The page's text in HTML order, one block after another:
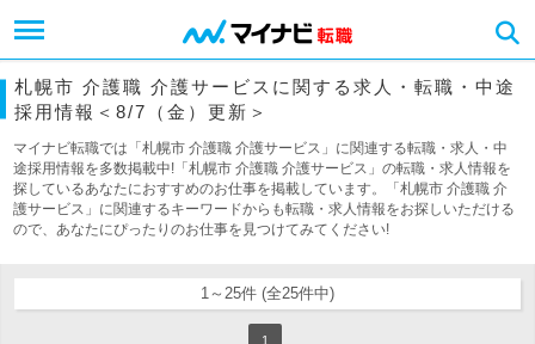
札幌市 介護職 介護サービスに関する求人・転職・中途
採用情報＜8/7（金）更新＞
マイナビ転職では「札幌市 介護職 介護サービス」に関連する転職・求人・中
途採用情報を多数掲載中!「札幌市 介護職 介護サービス」の転職・求人情報を
探しているあなたにおすすめのお仕事を掲載しています。「札幌市 介護職 介
護サービス」に関連するキーワードからも転職・求人情報をお探しいただける
ので、あなたにぴったりのお仕事を見つけてみてください!
1～25件 (全25件中)
1